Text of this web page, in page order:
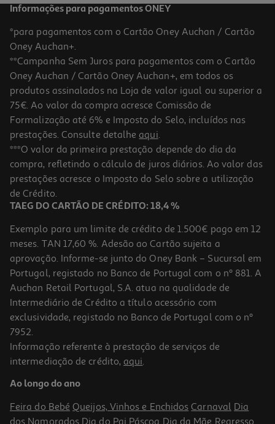
4.1 (68)
Máquina De Café Espresso Manual De'longhi Dedica Style Ec685.m
Metal 15 Bar
209.99 €/un
209,99 €
Máquina De Café Expresso Manual De'longhi Stilosa Ec235.bk 1100
W 15 Bar
119.99 €/un
119,99 €
Informações para pagamentos ONEY
*para pagamentos com o Cartão Oney Auchan / Cartão
Oney Auchan+.
**Campanha Sem Juros para pagamentos com o Cartão
Oney Auchan / Cartão Oney Auchan+, em todos os
produtos assinalados na Loja de valor igual ou superior a
75€. Ao valor da compra acresce Comissão de
Formalização até 6% e Imposto do Selo, incluídos nas
prestações. Consulte detalhe aqui.
***O valor da primeira prestação depende do dia da
compra, refletindo o cálculo de juros diários. Ao valor das
prestações acresce o Imposto do Selo sobre a utilização
de Crédito.
TAEG DO CARTÃO DE CRÉDITO: 18,4 %
Exemplo para um limite de crédito de 1.500€ pago em 12
meses. TAN 17,60 %. Adesão ao Cartão sujeita a
aprovação. Informe-se junto do Oney Bank – Sucursal em
Portugal, registado no Banco de Portugal com o nº 881. A
Auchan Retail Portugal, S.A. atua na qualidade de
Intermediário de Crédito a título acessório com
exclusividade, registado no Banco de Portugal com o nº
7952.
Informação referente à prestação de serviços de
intermediação de crédito, aqui.
Ao longo do ano
Feira do Bebé Queijos, Vinhos e Enchidos Carnaval Dia